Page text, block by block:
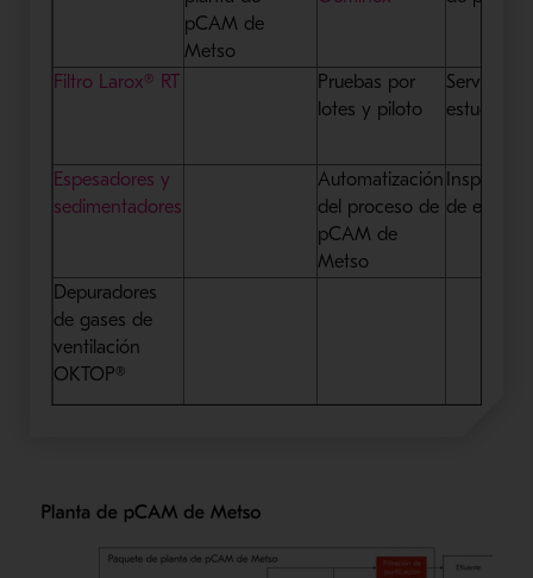
pCAM de
Metso
Filtro Larox® RT
Pruebas por
lotes y piloto
Servicios
estudios
Espesadores y
sedimentadores
Automatización
del proceso de
pCAM de
Metso
de
Depuradores
de gases de
ventilación
OKTOP®